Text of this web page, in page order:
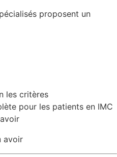
proposent un
les critères
pour les patients en IMC